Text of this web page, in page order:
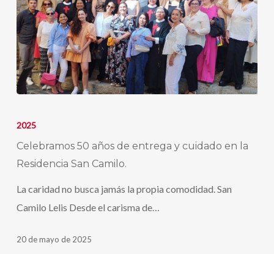
50
años
de
y
cuidado
2025
Celebramos 50 años de entrega y cuidado en la
Residencia San Camilo.
La caridad no busca jamás la propia comodidad. San
Camilo Lelis Desde el carisma de…
20 de mayo de 2025